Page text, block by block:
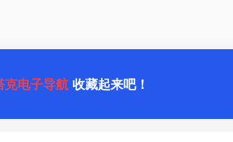
克电子导航 收藏起来吧！